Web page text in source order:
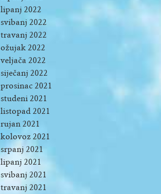
lipanj 2022
svibanj 2022
travanj 2022
ožujak 2022
veljača 2022
siječanj 2022
prosinac 2021
studeni 2021
listopad 2021
rujan 2021
kolovoz 2021
srpanj 2021
lipanj 2021
svibanj 2021
travanj 2021